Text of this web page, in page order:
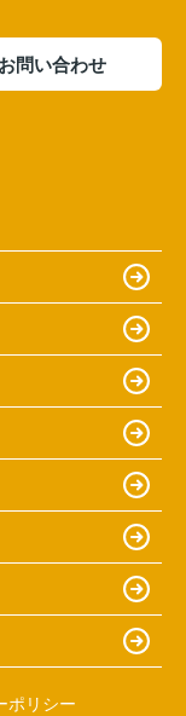
問い合わせ
ポリシー